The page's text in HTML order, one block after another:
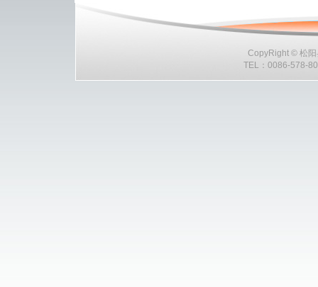
CopyRight © 松
TEL ： 0086-578-